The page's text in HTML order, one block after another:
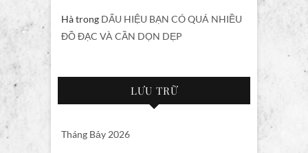
Hàtrong DẤU HIỆU BẠN CÓ QUÁ NHIỀU
ĐỒ ĐẠC VÀ CẦN DỌN DẸP
LƯU TRỮ
Tháng Bảy 2026